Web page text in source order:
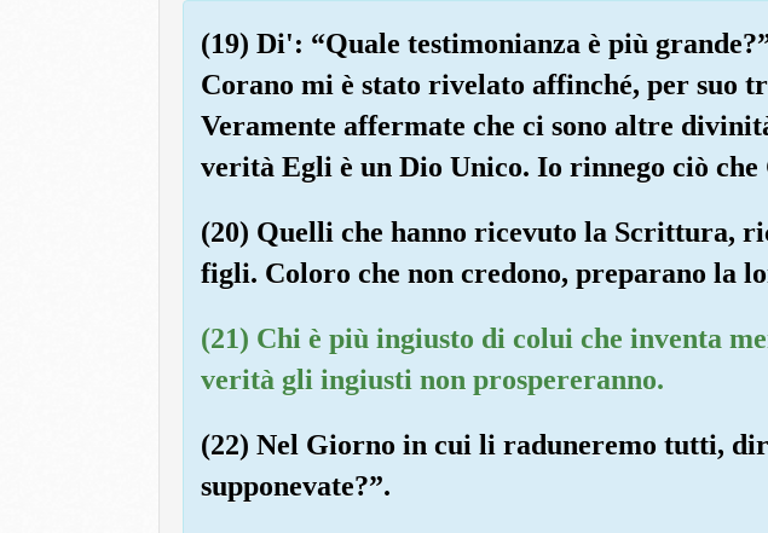
(19) Di': “Quale testimonianza è più
Corano mi è stato rivelato affinché, per suo
Veramente affermate che ci sono altre
verità Egli è un Dio Unico. Io rinnego ciò
(20) Quelli che hanno ricevuto la Scrittura,
figli. Coloro che non credono, preparano la
(21) Chi è più ingiusto di colui che inventa
verità gli ingiusti non prospereranno.
(22) Nel Giorno in cui li raduneremo tutti,
supponevate?”.